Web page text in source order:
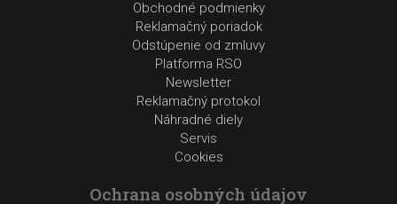
Obchodné podmienky
Reklamačný poriadok
Odstúpenie od zmluvy
Platforma RSO
Newsletter
Reklamačný protokol
Náhradné diely
Servis
Cookies
Ochrana osobných údajov